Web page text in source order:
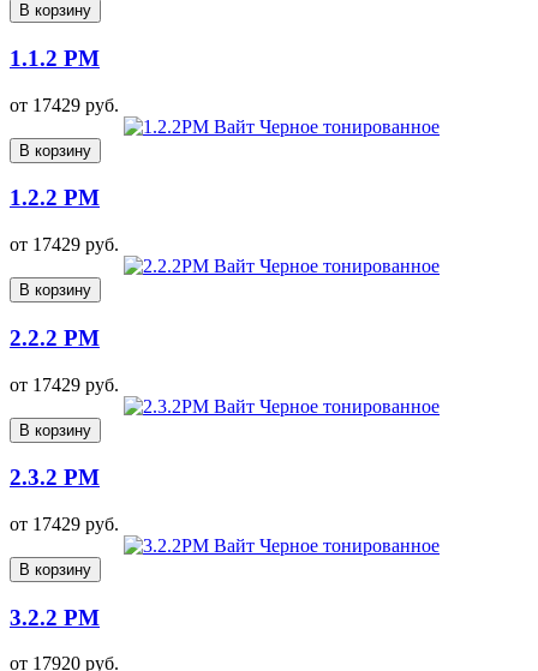
В корзину
1.1.2 PM
от 17429 руб.
В корзину
1.2.2 PM
от 17429 руб.
В корзину
2.2.2 PM
от 17429 руб.
В корзину
2.3.2 PM
от 17429 руб.
В корзину
3.2.2 PM
от 17920 руб.